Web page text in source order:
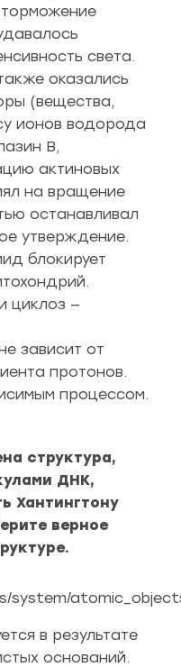
света.
оказались
(вещества,
ионов водорода
В,
актиновых
на вращение
останавливал
утверждение.
блокирует
циклоз —
зависит от
протонов.
процессом.
структура,
ДНК,
Хантингтону
верное
в результате
оснований.